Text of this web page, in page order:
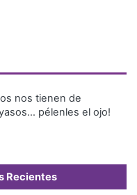
nos tienen de
pélenles el ojo!
Recientes